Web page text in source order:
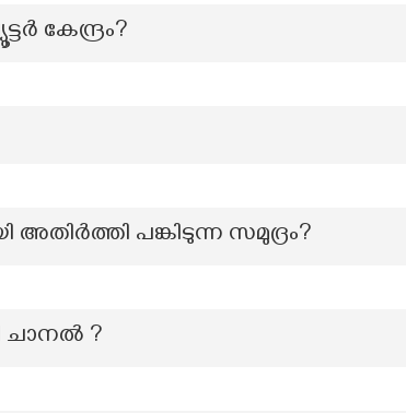
കേന്ദ്രം?
പങ്കിടുന്ന സമുദ്രം?
ചാനൽ ?